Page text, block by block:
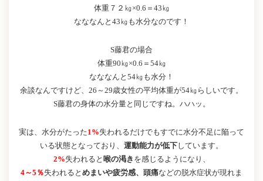
体重７２㎏×0.6＝43㎏
なななんと43㎏も水分なのです！
S藤君の場合
体重90㎏×0.6＝54㎏
なななんと54㎏も水分！
余談なんですけど、26～29歳女性の平均体重が54㎏らしいです。
S藤君の身体の水分量と同じですね。ハハッ。
実は、水分がたった1%失われるだけでもすでに水分不足に陥って
いる状態となっており、 運動能力が低下しています。
2%失われると 喉の渇き を感じるようになり、
4～5％失われると めまいや疲労感、頭痛などの脱水症状が現れま